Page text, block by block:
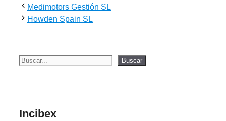
Medimotors Gestión SL
Howden Spain SL
Buscar Buscar
Incibex